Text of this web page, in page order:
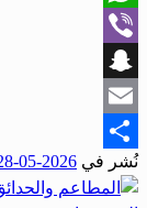
WhatsApp
Viber
Snapchat
Email
Share
نُشر في 2026-05-28